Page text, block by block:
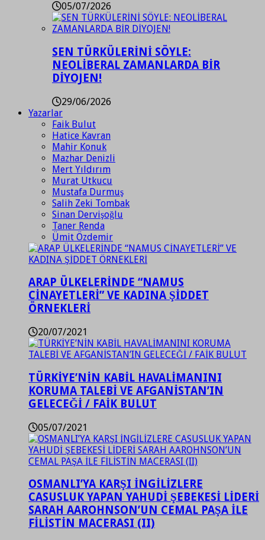
05/07/2026
SEN TÜRKÜLERİNİ SÖYLE:
NEOLİBERAL ZAMANLARDA BİR
DİYOJEN!
29/06/2026
Yazarlar
Faik Bulut
Hatice Kavran
Mahir Konuk
Mazhar Denizli
Mert Yıldırım
Murat Utkucu
Mustafa Durmuş
Salih Zeki Tombak
Sinan Dervişoğlu
Taner Renda
Ümit Özdemir
ARAP ÜLKELERİNDE “NAMUS
CİNAYETLERİ” VE KADINA ŞİDDET
ÖRNEKLERİ
20/07/2021
TÜRKİYE’NİN KABİL HAVALİMANINI
KORUMA TALEBİ VE AFGANİSTAN’IN
GELECEĞİ / FAİK BULUT
05/07/2021
OSMANLI’YA KARŞI İNGİLİZLERE
CASUSLUK YAPAN YAHUDİ ŞEBEKESİ LİDERİ
SARAH AAROHNSON’UN CEMAL PAŞA İLE
FİLİSTİN MACERASI (II)